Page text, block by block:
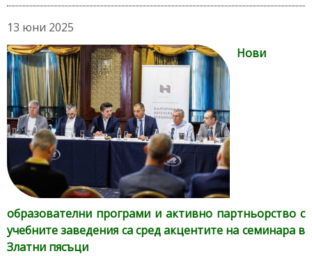
13 юни 2025
Нови
образователни програми и активно партньорство с
учебните заведения са сред акцентите на семинара в
Златни пясъци